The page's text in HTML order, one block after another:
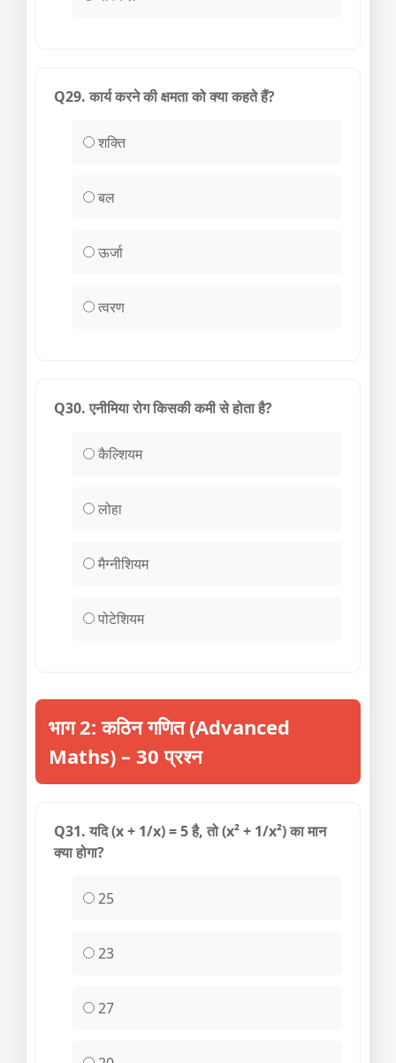
Q29. कार्य करने की क्षमता को क्या कहते हैं?
शक्ति
बल
ऊर्जा
त्वरण
Q30. एनीमिया रोग किसकी कमी से होता है?
कैल्शियम
लोहा
मैग्नीशियम
पोटेशियम
भाग 2: कठिन गणित (Advanced
Maths) – 30 प्रश्न
Q31. यदि (x + 1/x) = 5 है, तो (x² + 1/x²) का मान
क्या होगा?
25
23
27